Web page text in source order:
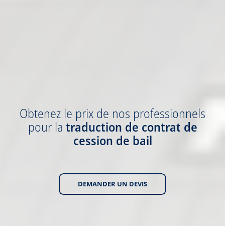
Obtenez le prix de nos professionnels
pour la traduction de contrat de
cession de bail
DEMANDER UN DEVIS